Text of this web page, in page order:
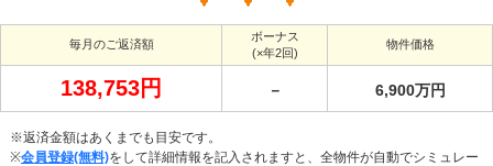
毎月のご返済額
ボーナス
(×年2回)
物件価格
138,753円 － 6,900万円
※返済金額はあくまでも目安です。
※会員登録(無料)をして詳細情報を記入されますと、全物件が自動でシミュレー